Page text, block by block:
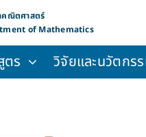
คณิตศาสตร์
of Mathematics
ตร วิจัยและนวัตกร